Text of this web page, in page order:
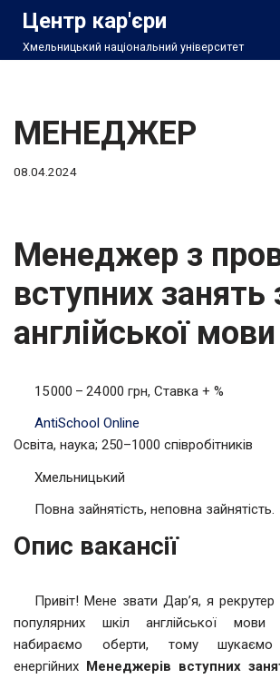
Перейти
Центр кар'єри
Хмельницький національний університет
МЕНЕДЖЕР
08.04.2024
Менеджер з
вступних занять
англійської мови
15 000 – 24 000 грн, Ставка + %
AntiSchool Online
Освіта, наука; 250–1000 співробітників
Хмельницький
Повна зайнятість, неповна зайнятість.
Опис вакансії
Привіт! Мене звати Дарʼя, я рекрутер
популярних шкіл англійської
набираємо оберти, тому шукаємо
енергійних Менеджерів вступних